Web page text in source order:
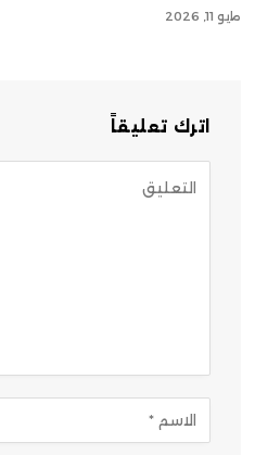
مايو 11, 2026
اترك تعليقاً